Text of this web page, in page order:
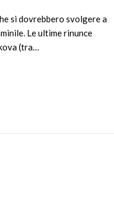
si dovrebbero svolgere a
Le ultime rinunce
(tra…